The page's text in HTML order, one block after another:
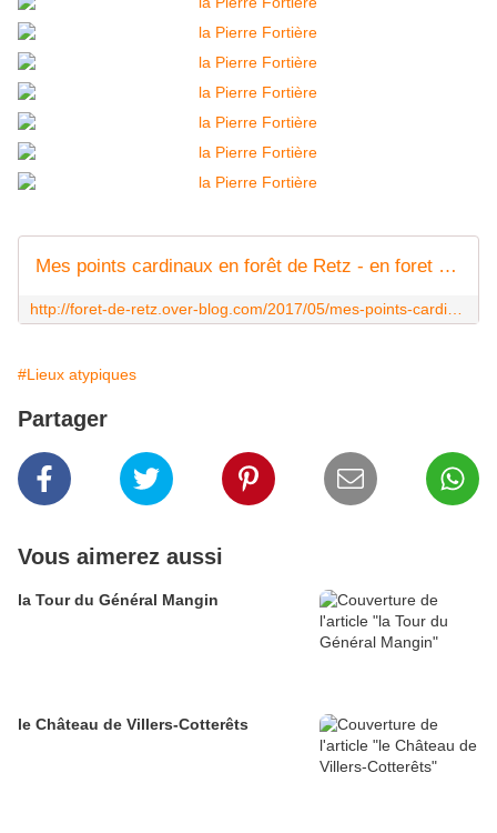
Mes points cardinaux en forêt de Retz - en foret de Retz
#Lieux atypiques
Partager
Vous aimerez aussi
la Tour du Général Mangin
le Château de Villers-Cotterêts